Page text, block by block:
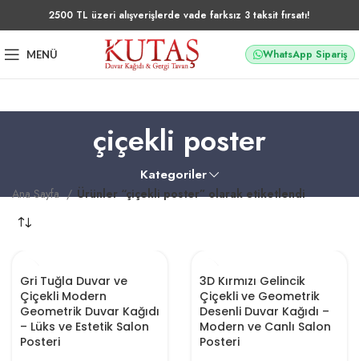
2500 TL üzeri alışverişlerde vade farksız 3 taksit fırsatı!
MENÜ WhatsApp Sipariş
çiçekli poster
Kategoriler
Ana Sayfa Ürünler “çiçekli poster” olarak etiketlendi
Gri Tuğla Duvar ve
Çiçekli Modern
Geometrik Duvar Kağıdı
– Lüks ve Estetik Salon
Posteri
3D Kırmızı Gelincik
Çiçekli ve Geometrik
Desenli Duvar Kağıdı –
Modern ve Canlı Salon
Posteri